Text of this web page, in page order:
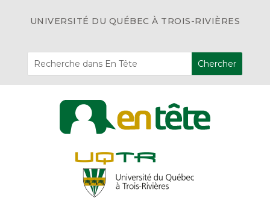
UNIVERSITÉ DU QUÉBEC À TROIS-RIVIÈRES